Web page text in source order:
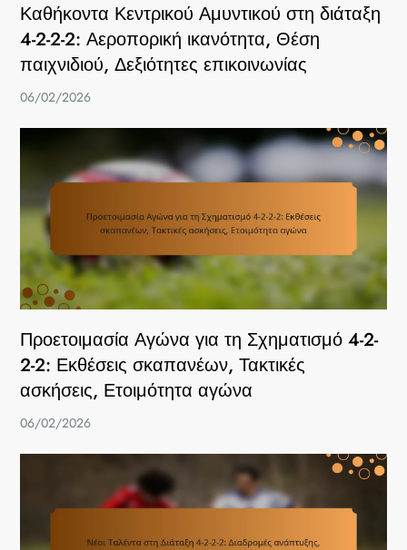
Καθήκοντα Κεντρικού Αμυντικού στη διάταξη
4-2-2-2: Αεροπορική ικανότητα, Θέση
παιχνιδιού, Δεξιότητες επικοινωνίας
06/02/2026
Προετοιμασία Αγώνα για τη Σχηματισμό 4-2-
2-2: Εκθέσεις σκαπανέων, Τακτικές
ασκήσεις, Ετοιμότητα αγώνα
06/02/2026